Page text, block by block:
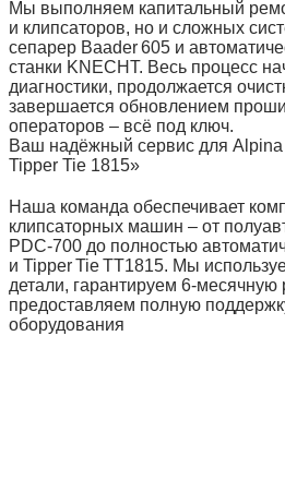
Мы выполняем капитальный
и клипсаторов, но и сложных
сепарер Baader 605 и
станки KNECHT. Весь процесс
диагностики, продолжается
завершается обновлением
операторов – всё под ключ.
Ваш надёжный сервис для Alpina
Tipper Tie 1815»
Наша команда обеспечивает
клипсаторных машин – от
PDC‑700 до полностью
и Tipper Tie TT1815. Мы
детали, гарантируем
предоставляем полную
оборудования